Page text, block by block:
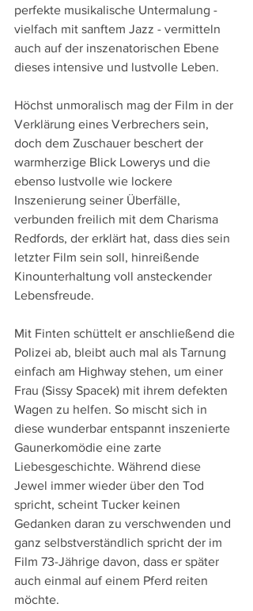
perfekte musikalische Untermalung -
vielfach mit sanftem Jazz - vermitteln
auch auf der inszenatorischen Ebene
dieses intensive und lustvolle Leben.
Höchst unmoralisch mag der Film in der
Verklärung eines Verbrechers sein,
doch dem Zuschauer beschert der
warmherzige Blick Lowerys und die
ebenso lustvolle wie lockere
Inszenierung seiner Überfälle,
verbunden freilich mit dem Charisma
Redfords, der erklärt hat, dass dies sein
letzter Film sein soll, hinreißende
Kinounterhaltung voll ansteckender
Lebensfreude.
Mit Finten schüttelt er anschließend die
Polizei ab, bleibt auch mal als Tarnung
einfach am Highway stehen, um einer
Frau (Sissy Spacek) mit ihrem defekten
Wagen zu helfen. So mischt sich in
diese wunderbar entspannt inszenierte
Gaunerkomödie eine zarte
Liebesgeschichte. Während diese
Jewel immer wieder über den Tod
spricht, scheint Tucker keinen
Gedanken daran zu verschwenden und
ganz selbstverständlich spricht der im
Film 73-Jährige davon, dass er später
auch einmal auf einem Pferd reiten
möchte.